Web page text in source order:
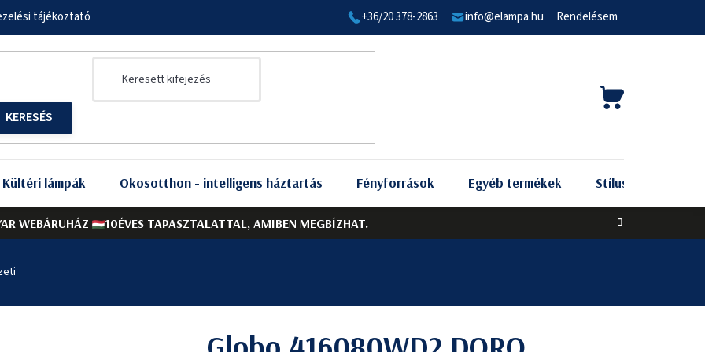
WEBÁRUHÁZ 10ÉVES TAPASZTALATTAL, AMIBEN MEGBÍZHAT.
tájékoztató +36/20 378-2863 info@elampa.hu Rendelésem
KOSÁR
Kültéri lámpák Okosotthon - intelligens háztartás Fényforrások Egyéb termékek Stílus szerint